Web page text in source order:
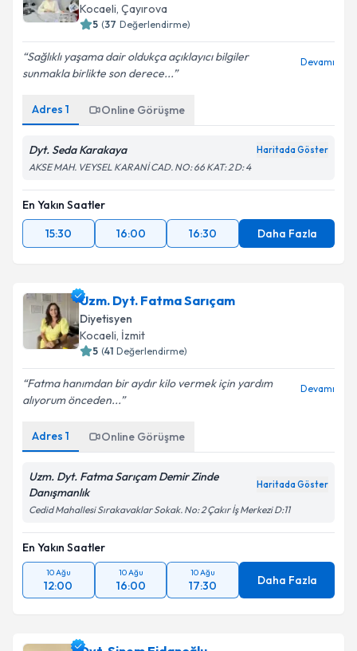
Kocaeli, Çayırova
5 (37 Değerlendirme)
Sağlıklı yaşama dair oldukça açıklayıcı bilgiler
sunmakla birlikte son derece...
Devamı
Adres 1 Online Görüşme
Dyt. Seda Karakaya Haritada Göster
AKSE MAH. VEYSEL KARANİ CAD. NO: 66 KAT: 2 D: 4
En Yakın Saatler
15:30
16:00 16:30 Daha Fazla
Uzm. Dyt. Fatma Sarıçam
Diyetisyen
Kocaeli, İzmit
5 (41 Değerlendirme)
Fatma hanımdan bir aydır kilo vermek için yardım
alıyorum önceden...
Devamı
Adres 1 Online Görüşme
Uzm. Dyt. Fatma Sarıçam Demir Zinde
Danışmanlık
Haritada Göster
Cedid Mahallesi Sırakavaklar Sokak. No: 2 Çakır İş Merkezi D:11
En Yakın Saatler
10 Ağu
12:00
10 Ağu
16:00
10 Ağu
17:30 Daha Fazla